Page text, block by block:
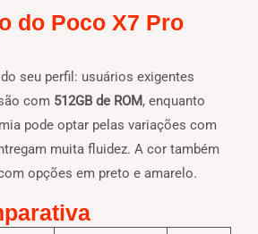
do Poco X7 Pro
seu perfil: usuários exigentes
com 512GB de ROM, enquanto
pode optar pelas variações com
muita fluidez. A cor também
opções em preto e amarelo.